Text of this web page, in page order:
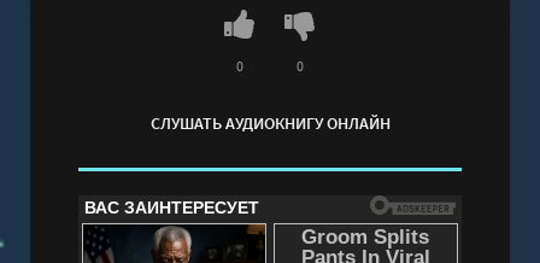
СЛУШАТЬ АУДИОКНИГУ ОНЛАЙН
0 0